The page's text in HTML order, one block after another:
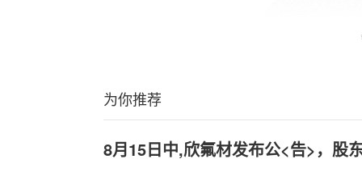
为你推荐
8月15日中,欣氟材发布公<告>，股